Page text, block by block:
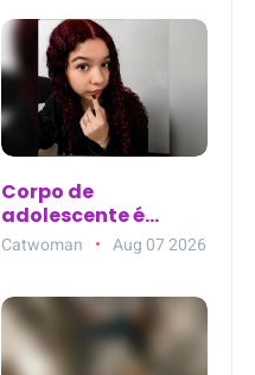
Corpo de
adolescente é
encontrado na Baía
do Guajará após
em Belém
Catwoman Aug 07 2026